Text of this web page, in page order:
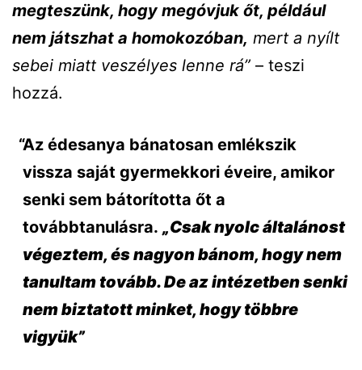
megteszünk, hogy megóvjuk őt, például
nem játszhat a homokozóban, mert a nyílt
sebei miatt veszélyes lenne rá” – teszi
hozzá.
Az édesanya bánatosan emlékszik
vissza saját gyermekkori éveire, amikor
senki sem bátorította őt a
továbbtanulásra. „Csak nyolc általánost
végeztem, és nagyon bánom, hogy nem
tanultam tovább. De az intézetben senki
nem biztatott minket, hogy többre
vigyük”